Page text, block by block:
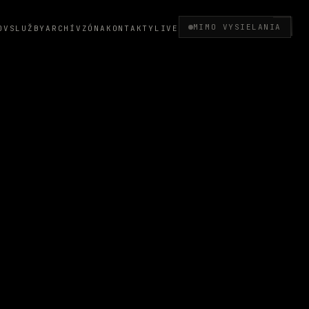
SLUŽBY ARCHÍV ZÓNA KONTAKTY LIVE MIMO VYSIELANIA